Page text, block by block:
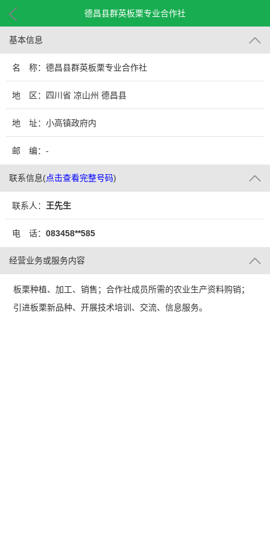
德昌县群英板栗专业合作社
基本信息
名 称：德昌县群英板栗专业合作社
地 区：四川省 凉山州 德昌县
地 址：小高镇政府内
邮 编：-
联系信息(点击查看完整号码)
联系人： 王先生
电 话： 083458**585
经营业务或服务内容
板栗种植、加工、销售；合作社成员所需的农业生产资料购销；
引进板栗新品种、开展技术培训、交流、信息服务。